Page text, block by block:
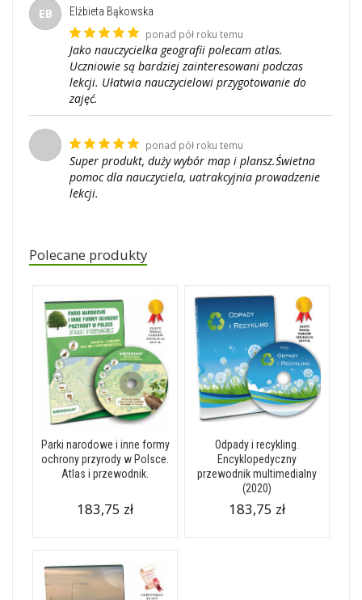
EB
Elżbieta Bąkowska
ponad pół roku temu
Jako nauczycielka geografii polecam atlas.
Uczniowie są bardziej zainteresowani podczas
lekcji. Ułatwia nauczycielowi przygotowanie do
zajęć.
ponad pół roku temu
Super produkt, duży wybór map i plansz.Świetna
pomoc dla nauczyciela, uatrakcyjnia prowadzenie
lekcji.
Polecane produkty
Parki narodowe i inne formy
ochrony przyrody w Polsce.
Atlas i przewodnik.
183,75 zł
Odpady i recykling.
Encyklopedyczny
przewodnik multimedialny
(2020)
183,75 zł